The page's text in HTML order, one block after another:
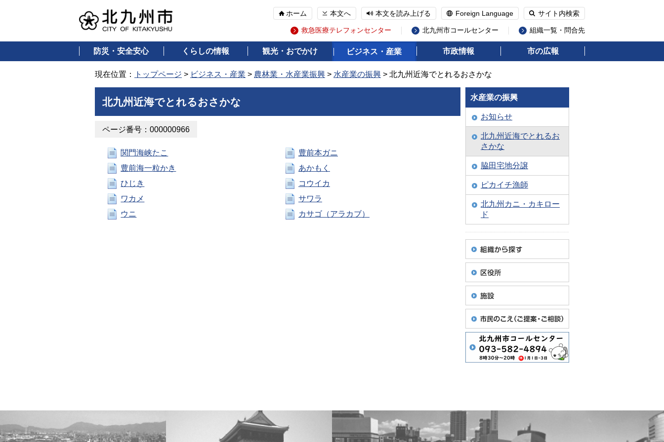
ホーム 本文へ 本文を読み上げる Foreign Language サイト内検索
救急医療テレフォンセンター 北九州市コールセンター 組織一覧・問合先
防災・安全安心 くらしの情報 観光・おでかけ ビジネス・産業 市政情報 市の広報
現在位置： トップページ > ビジネス・産業 > 農林業・水産業振興 > 水産業の振興 > 北九州近海でとれるおさかな
北九州近海でとれるおさかな
ページ番号：000000966
関門海峡たこ
豊前本ガニ
豊前海一粒かき
あかもく
ひじき
コウイカ
ワカメ
サワラ
ウニ
カサゴ（アラカブ）
水産業の振興
お知らせ
北九州近海でとれるお
さかな
脇田宅地分譲
ピカイチ漁師
北九州カニ・カキロー
ド